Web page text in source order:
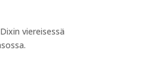
viereisessä